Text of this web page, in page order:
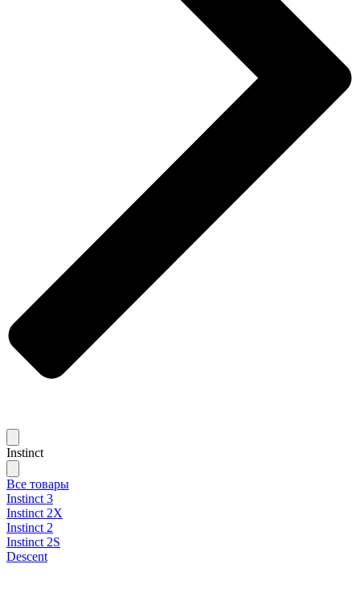
Instinct
Все товары
Instinct 3
Instinct 2X
Instinct 2
Instinct 2S
Descent